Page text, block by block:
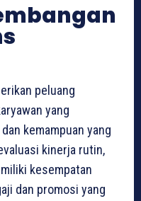
peluang
yang
kemampuan yang
kinerja rutin,
kesempatan
dan promosi yang